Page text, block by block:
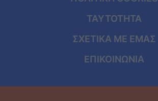
ΤΑΥΤΟΤΗΤΑ
ΣΧΕΤΙΚΑ ΜΕ ΕΜΑΣ
ΕΠΙΚΟΙΝΩΝΙΑ